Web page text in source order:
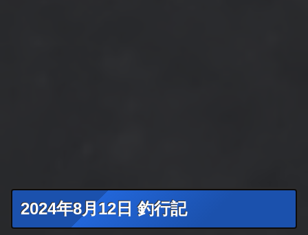
2024年8月12日 釣行記